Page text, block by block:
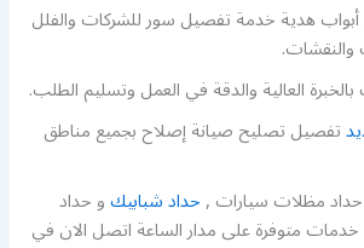
أبواب هدية خدمة تفصيل سور للشركات والفلل
العالية والدقة في العمل وتسليم الطلب.
تفصيل تصليح صيانة إصلاح بجميع مناطق
حداد مظلات سيارات ,حداد شبابيكو حداد
خدمات متوفرة على مدار الساعة اتصل الان في